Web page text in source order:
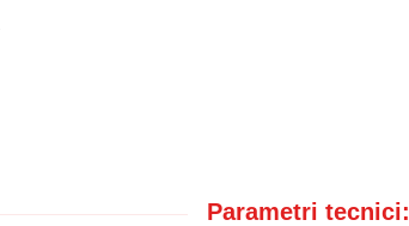
Parametri tecnici: